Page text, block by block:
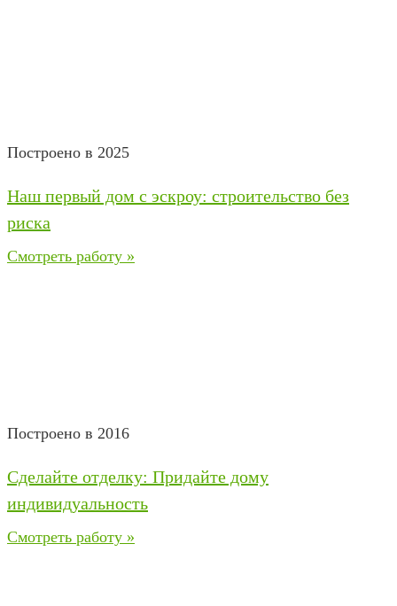
Построено в 2025
Наш первый дом с эскроу: строительство без
риска
Смотреть работу »
Построено в 2016
Сделайте отделку: Придайте дому
индивидуальность
Смотреть работу »